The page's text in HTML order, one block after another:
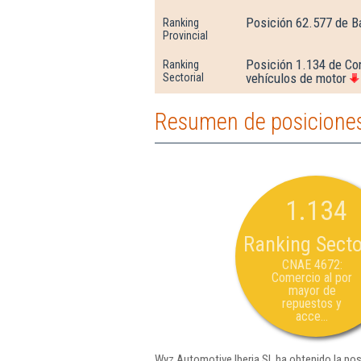
Ranking
Provincial
Posición 62.577 de
Ranking
Sectorial
Posición 1.134 de
vehículos de motor
Resumen de
1.134
Ranking
CNAE 4672:
Comercio al por
mayor de
repuestos y
acce...